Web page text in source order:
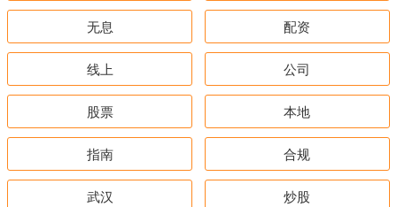
无息 配资
线上 公司
股票 本地
指南 合规
武汉 炒股